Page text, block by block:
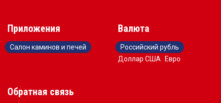
Приложения
Салон каминов и печей
Валюта
Российский рубль
Доллар США
Евро
Обратная связь